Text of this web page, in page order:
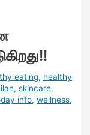
eating, healthy
,skincare,
info,wellness,